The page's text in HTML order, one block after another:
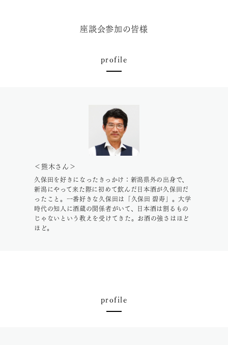
座談会参加の皆様
profile
＜熊木さん＞
久保田を好きになったきっかけ：新潟県外の出身で、
新潟にやって来た際に初めて飲んだ日本酒が久保田だ
ったこと。一番好きな久保田は「久保田 碧寿」。大学
時代の知人に酒蔵の関係者がいて、日本酒は割るもの
じゃないという教えを受けてきた。お酒の強さはほど
ほど。
profile